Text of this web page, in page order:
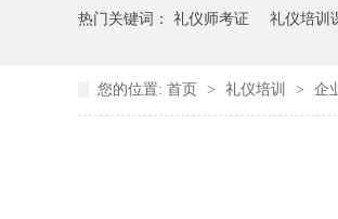
热门关键词： 礼仪师考证 礼仪培训
您的位置: 首页 > 礼仪培训 > 企